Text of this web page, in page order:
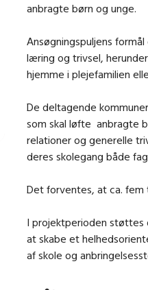
anbragte børn og unge.
Ansøgningspuljens
læring og trivsel,
hjemme i plejefamilien
De deltagende
som skal løfte anbragte
relationer og generelle
deres skolegang både
Det forventes, at ca. fem
I projektperioden støttes
at skabe et
af skole og